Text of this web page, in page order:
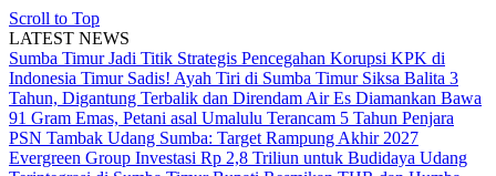
Scroll to Top
LATEST NEWS
Sumba Timur Jadi Titik Strategis Pencegahan Korupsi KPK di
Indonesia Timur Sadis! Ayah Tiri di Sumba Timur Siksa Balita 3
Tahun, Digantung Terbalik dan Direndam Air Es Diamankan Bawa
91 Gram Emas, Petani asal Umalulu Terancam 5 Tahun Penjara
PSN Tambak Udang Sumba: Target Rampung Akhir 2027
Evergreen Group Investasi Rp 2,8 Triliun untuk Budidaya Udang